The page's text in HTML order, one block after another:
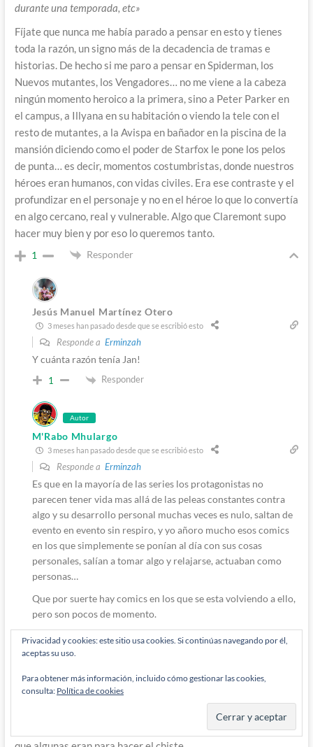
durante una temporada, etc»
Fíjate que nunca me había parado a pensar en esto y tienes
toda la razón, un signo más de la decadencia de tramas e
historias. De hecho si me paro a pensar en Spiderman, los
Nuevos mutantes, los Vengadores… no me viene a la cabeza
ningún momento heroico a la primera, sino a Peter Parker en
el campus, a Illyana en su habitación o viendo la tele con el
resto de mutantes, a la Avispa en bañador en la piscina de la
mansión diciendo como el poder de Starfox le pone los pelos
de punta… es decir, momentos costumbristas, donde nuestros
héroes eran humanos, con vidas civiles. Era ese contraste y el
profundizar en el personaje y no en el héroe lo que lo convertía
en algo cercano, real y vulnerable. Algo que Claremont supo
hacer muy bien y por eso lo queremos tanto.
1 Responder
Jesús Manuel Martínez Otero
3 meses han pasado desde que se escribió esto
Responde a Erminzah
Y cuánta razón tenía Jan!
1 Responder
Autor
M'Rabo Mhulargo
3 meses han pasado desde que se escribió esto
Responde a Erminzah
Es que en la mayoría de las series los protagonistas no
parecen tener vida mas allá de las peleas constantes contra
algo y su desarrollo personal muchas veces es nulo, saltan de
evento en evento sin respiro, y yo añoro mucho esos comics
en los que simplemente se ponían al día con sus cosas
personales, salían a tomar algo y relajarse, actuaban como
personas…
Que por suerte hay comics en los que se esta volviendo a ello,
pero son pocos de momento.
0 Responder
Zatannasay 3 meses han pasado desde que se escribió esto
Así el más recordado será la Tía May como heraldo de
Galactus, o las sucesivas encarnaciones del Capitán Universo,
Privacidad y cookies: este sitio usa cookies. Si continúas navegando por él,
aceptas su uso.
Para obtener más información, incluido cómo gestionar las cookies,
consulta: Política de cookies